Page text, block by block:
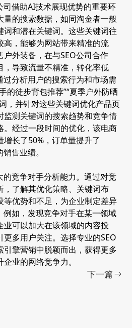
借助AI技术展现优势的重要环
量的搜索数据，如同淘金者一般
和潜在关键词。这些关键词往
高，能够为网站带来精准的流
外装备，在与SEO公司合作
，导致流量不精准，转化率低
过分析用户的搜索行为和市场需
的徒步背包推荐”“夏季户外防晒
，并针对这些关键词优化产品页
监测关键词的搜索趋势和竞争情
。经过一段时间的优化，该电商
长了50%，订单量提升了
售业绩。
的竞争对手分析能力。通过对竞
，了解其优化策略、关键词布
等优势和不足，为企业制定差异
例如，发现竞争对手在某一领域
业可以加大在该领域的内容投
多用户关注。选择专业的SEO
擎营销中脱颖而出，获得更多
业的网络竞争力。
下一篇